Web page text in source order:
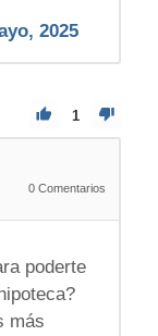
2025
1
0 Comentarios
poderte
más